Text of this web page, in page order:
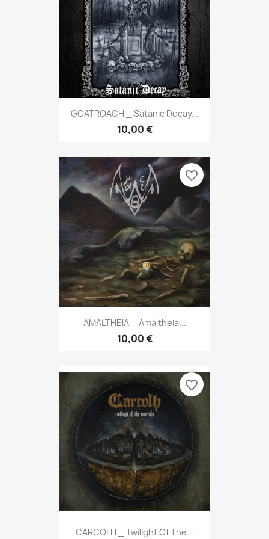
GOATROACH _ Satanic Decay...
10,00 €
AMALTHEIA _ Amaltheia...
10,00 €
favorite_border
CARCOLH _ Twilight Of The...
favorite_border